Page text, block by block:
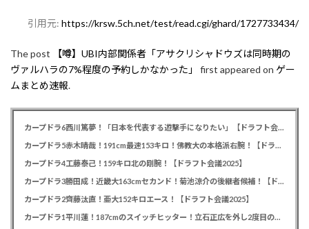
引用元: https://krsw.5ch.net/test/read.cgi/ghard/1727733434/
The post
【噂】UBI内部関係者「アサクリシャドウズは同時期の
ヴァルハラの7%程度の予約しかなかった」
first appeared on ゲー
ムまとめ速報.
カープドラ6西川篤夢！「日本を代表する遊撃手になりたい」【ドラフト会議2025】
カープドラ5赤木晴哉！191cm最速153キロ！佛教大の本格派右腕！【ドラフト会議2025】
カープドラ4工藤泰己！159キロ北の剛腕！【ドラフト会議2025】
カープドラ3勝田成！近畿大163cmセカンド！菊池涼介の後継者候補！【ドラフト会議2025】
カープドラ2齊藤汰直！亜大152キロエース！【ドラフト会議2025】
カープドラ1平川蓮！187cmのスイッチヒッター！立石正広を外し2度目の重複も新井監督がクジを引き当てる！【ドラフト会議2025】